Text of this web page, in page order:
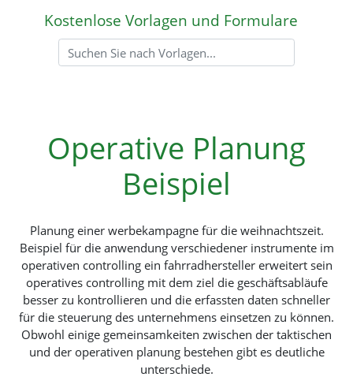
Kostenlose Vorlagen und Formulare
Operative Planung
Beispiel
Planung einer werbekampagne für die weihnachtszeit.
Beispiel für die anwendung verschiedener instrumente im
operativen controlling ein fahrradhersteller erweitert sein
operatives controlling mit dem ziel die geschäftsabläufe
besser zu kontrollieren und die erfassten daten schneller
für die steuerung des unternehmens einsetzen zu können.
Obwohl einige gemeinsamkeiten zwischen der taktischen
und der operativen planung bestehen gibt es deutliche
unterschiede.